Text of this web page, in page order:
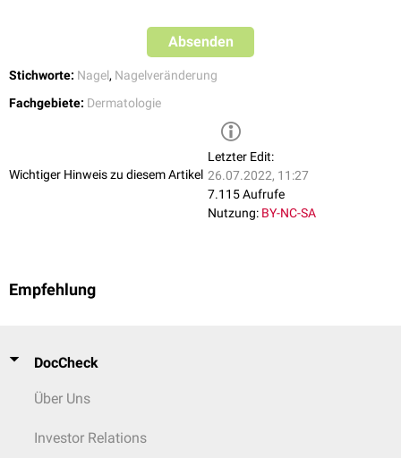
Absenden
Stichworte: Nagel, Nagelveränderung
Fachgebiete: Dermatologie
Wichtiger Hinweis zu diesem Artikel
Letzter Edit:
26.07.2022, 11:27
7.115 Aufrufe
Nutzung: BY-NC-SA
Empfehlung
DocCheck
Über Uns
Investor Relations